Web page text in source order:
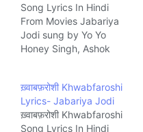
Song Lyrics In Hindi
From Movies Jabariya
Jodi sung by Yo Yo
Honey Singh, Ashok
Tanishk Bagchi and
Channi Rakhala and
composed by Tanishk
ख़्वाबफ़रोशी Khwabfaroshi
Lyrics- Jabariya Jodi
ख़्वाबफ़रोशी Khwabfaroshi
Song Lyrics In Hindi